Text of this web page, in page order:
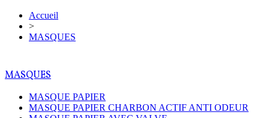
Accueil
>
MASQUES
MASQUES
MASQUE PAPIER
MASQUE PAPIER CHARBON ACTIF ANTI ODEUR